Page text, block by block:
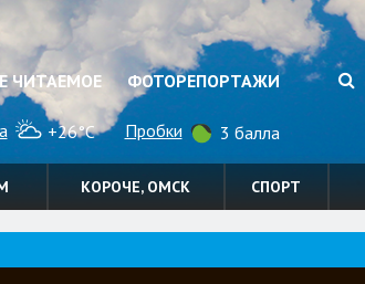
ЧИТАЕМОЕ ФОТОРЕПОРТАЖИ
+26°C Пробки 3 балла
КОРОЧЕ, ОМСК СПОРТ